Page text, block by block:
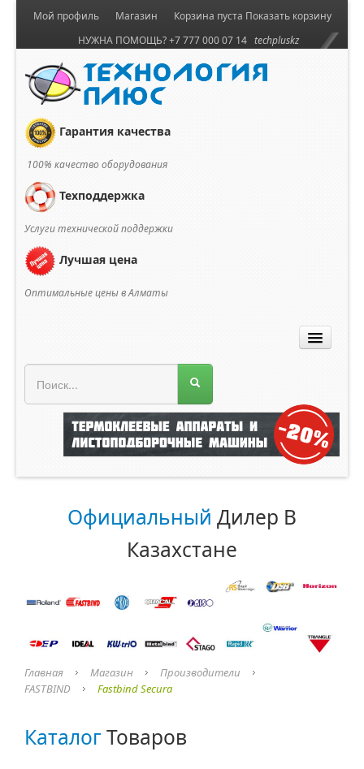
Корзина пуста Показать корзину
Мой профиль
Магазин
НУЖНА ПОМОЩЬ? +7 777 000 07 14 techpluskz
Гарантия качества
100% качество оборудования
Техподдержка
Услуги технической поддержки
Лучшая цена
Оптимальные цены в Алматы
Официальный Дилер В
Казахстане
Главная Магазин
Производители
FASTBIND
Fastbind Secura
КаталогТоваров